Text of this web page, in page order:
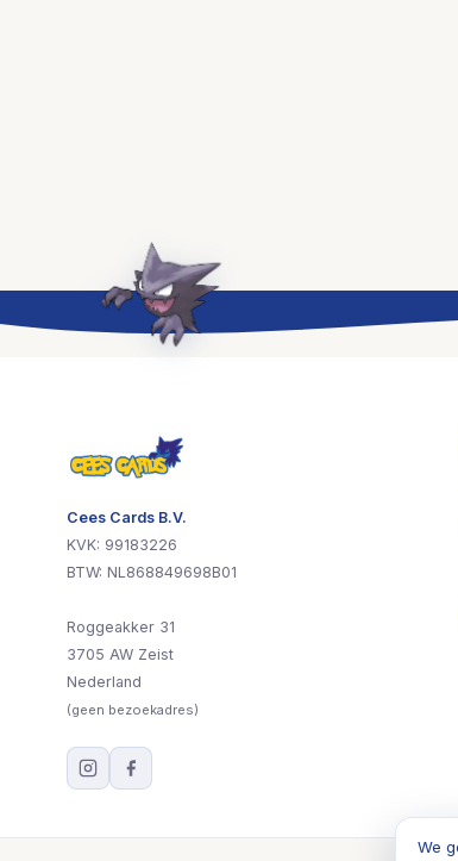
Cees Cards B.V.
KVK: 99183226
BTW: NL868849698B01
Roggeakker 31
3705 AW Zeist
Nederland
(geen bezoekadres)
We